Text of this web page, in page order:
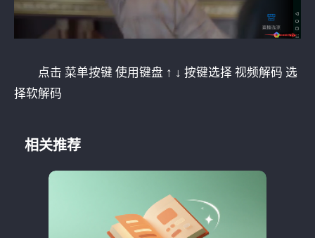
点击 菜单按键 使用键盘 ↑ ↓ 按键选择 视频解码 选
择软解码
相关推荐